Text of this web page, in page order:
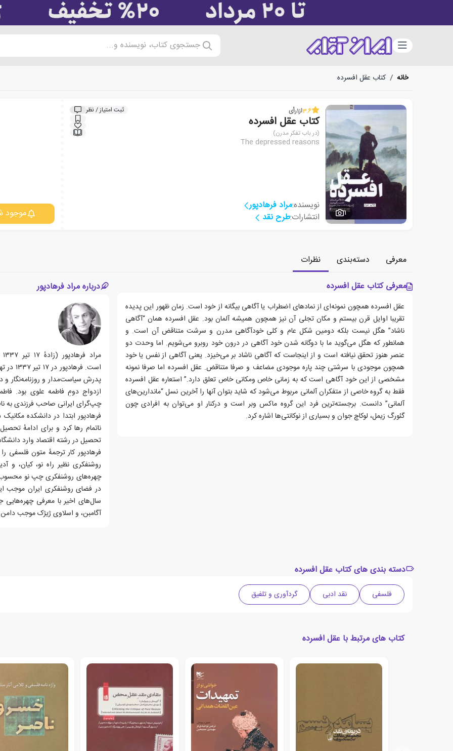
دسته‌بندی جستجوی کتاب، نویسنده و...
خانه / کتاب عقل افسرده
1
3.6از1رأی ثبت امتیاز / نظر
کتاب عقل افسرده
(در باب تفکر مدرن)
The depressed reasons
نویسنده:مراد فرهادپور
انتشارات:طرح نقد موجود
معرفی دسته‌بندی
نظرات
معرفی کتاب عقل افسرده
عقل افسرده همچون نمونه‌ای از نماد‌های اضطراب یا آگاهی بیگانه از خود است. زمان ظهور این پدیده
تقریبا اوایل قرن بیستم و مکان تجلی آن نیز همچون همیشه آلمان بود. عقل افسرده همان “آگاهی
ناشاد” هگل نیست بلکه دومین شکل عام و کلی خودآگاهی مدرن و سرشت متناقض آن است. و
همانطور که هگل می‌گوید ما با دوگانه شدن خود آگاهی در درون خود روبرو می‌شویم. اما وحدت دو
عنصر هنوز تحقق نیافته است و از اینجاست که آگاهی ناشاد بر می‌خیزد. یعنی آگاهی از نفس یا خود
همچون موجودی با سرشتی چند پاره موجودی مضاعف و صرفا متناقض. عقل افسرده اما صرفا نمونه
مشخصی از این خود آگاهی است که به زمانی خاص ومکانی خاص تعلق دارد.” استعاره عقل افسرده
فقط به گروه خاصی از متفکران آلمانی مربوط می‌شود که شاید بتوان آنها را آخرین نسل “ماندارین‌های
آلمانی” دانست. برجسته‌ترین فرد این گروه ماکس وبر است و درکنار او می‌توان به افرادی چون
گئورگ زیمل، لوکاچ جوان و بسیاری از نوکانتی‌ها اشاره کرد.
درباره مراد فرهادپور
است.
ازدواج دومِ فاطمه علوی بود.
چپ‌گرای ایرانی صاحب فرزندی به
فرهادپور ابتدا در دانشکده
تحصیل در رشته اقتصاد وارد دانشگاه
فرهادپور کار ترجمهٔ متون
روشنفکری نظیر راه نو، کیان،
چهره‌های روشنفکری چپ نو
در فضای روشنفکری ایران موجب
سال‌های اخیر با معرفی
آگامبن، و اسلاوی ژیژک موجب
دسته بندی های کتاب عقل افسرده
فلسفی نقد ادبی گردآوری و تلفیق
کتاب های مرتبط با عقل افسرده